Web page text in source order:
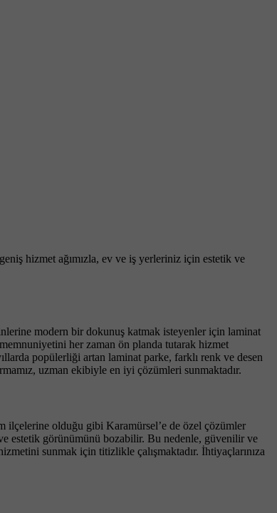
hizmet ağımızla, ev ve iş yerleriniz için estetik ve
modern bir dokunuş katmak isteyenler için laminat
her zaman ön planda tutarak hizmet
popülerliği artan laminat parke, farklı renk ve desen
uzman ekibiyle en iyi çözümleri sunmaktadır.
ilçelerine olduğu gibi Karamürsel’e de özel çözümler
estetik görünümünü bozabilir. Bu nedenle, güvenilir ve
sunmak için titizlikle çalışmaktadır. İhtiyaçlarınıza